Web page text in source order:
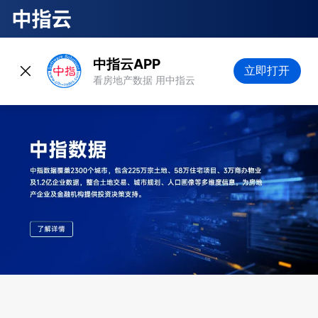
中指云APP
看房地产数据 用中指云
立即打开